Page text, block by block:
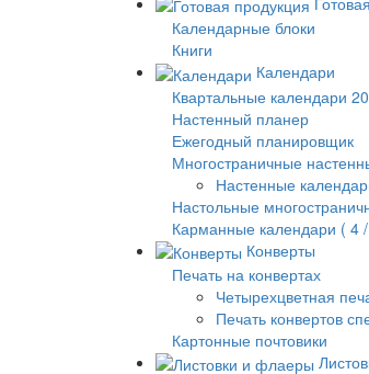
Календарные блоки
Книги
Календари
Квартальные календари
Настенный планер
Ежегодный планировщик
Многостраничные
Настенные
Настольные
Карманные календари ( 4
Конверты
Печать на конвертах
Четырехцветная
Печать конвертов
Картонные почтовики